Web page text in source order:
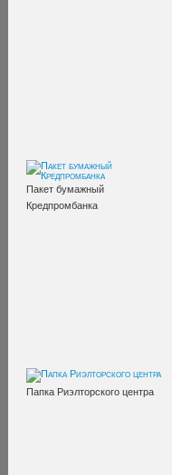
Пакет бумажный
Кредпромбанка
Папка Риэлторского центра